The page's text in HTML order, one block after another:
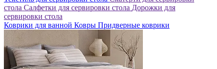
стола Салфетки для сервировки стола Дорожки для
сервировки стола
Коврики для ванной Ковры Придверные коврики